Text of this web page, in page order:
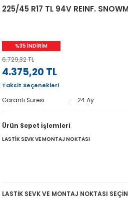
225/45 R17 TL 94V REINF.
%35 İNDİRİM
6.729,32 TL
4.375,20 TL
Taksit Seçenekleri
Garanti Süresi
24 Ay
Ürün Sepet İşlemleri
LASTİK SEVK VE MONTAJ NOKTASI
LASTİK SEVK VE MONTAJ NOKTASI